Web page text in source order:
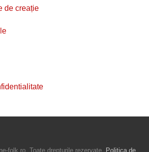
de creație
folk.ro. Toate drepturile rezervate. Politica de